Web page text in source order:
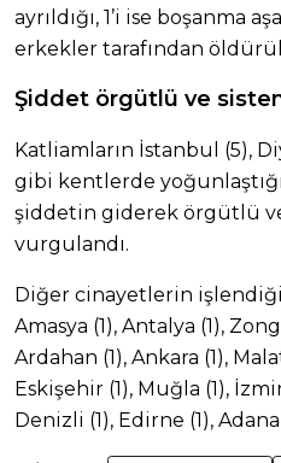
ayrıldığı, 1’i ise boşanma
erkekler tarafından
Şiddet örgütlü ve
Katliamların İstanbul (5),
gibi kentlerde
şiddetin giderek örgütlü
vurgulandı.
Diğer cinayetlerin işlendiği
Amasya (1), Antalya (1),
Ardahan (1), Ankara (1),
Eskişehir (1), Muğla (1),
Denizli (1), Edirne (1), Adana